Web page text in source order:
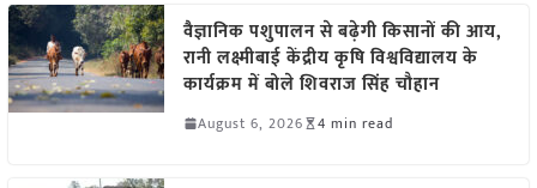
वैज्ञानिक पशुपालन से बढ़ेगी किसानों की आय,
रानी लक्ष्मीबाई केंद्रीय कृषि विश्वविद्यालय के
कार्यक्रम में बोले शिवराज सिंह चौहान
August 6, 2026 4 min read